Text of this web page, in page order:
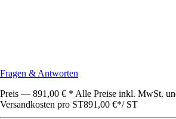
Fragen & Antworten
Preis — 891,00 € * Alle Preise inkl. MwSt.
Versandkosten pro ST891,00 €*/ ST